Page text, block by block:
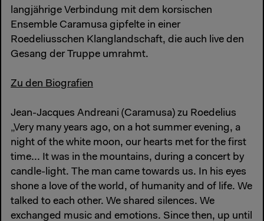
langjährige Verbindung mit dem korsischen
Ensemble Caramusa gipfelte in einer
Roedeliusschen Klanglandschaft, die auch live den
Gesang der Truppe umrahmt.
Zu den Biografien
Jean-Jacques Andreani (Caramusa) zu Roedelius
„Very many years ago, on a hot summer evening, a
night of the white moon, our hearts met for the first
time... It was in the mountains, during a concert by
candle-light. The man came towards us. In his eyes
shone a love of the world, of humanity and of life. We
talked to each other. We shared silences. We
exchanged music and emotions. Since then, up until